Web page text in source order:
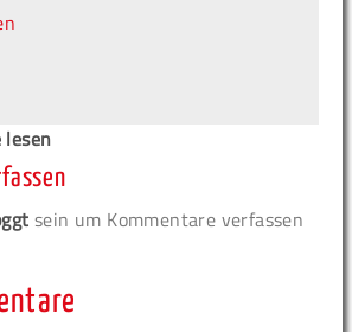
sein um Kommentare verfassen